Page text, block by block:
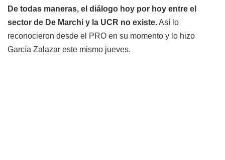
De todas maneras, el diálogo hoy por hoy entre el
sector de De Marchi y la UCR no existe.Así lo
reconocieron desde el PRO en su momento y lo hizo
García Zalazar este mismo jueves.